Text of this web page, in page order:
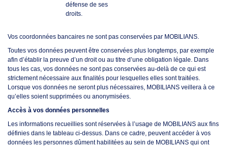
défense de ses
droits.
Vos coordonnées bancaires ne sont pas conservées par MOBILIANS.
Toutes vos données peuvent être conservées plus longtemps, par exemple
afin d’établir la preuve d’un droit ou au titre d’une obligation légale. Dans
tous les cas, vos données ne sont pas conservées au-delà de ce qui est
strictement nécessaire aux finalités pour lesquelles elles sont traitées.
Lorsque vos données ne seront plus nécessaires, MOBILIANS veillera à ce
qu’elles soient supprimées ou anonymisées.
Accès à vos données personnelles
Les informations recueillies sont réservées à l’usage de MOBILIANS aux fins
définies dans le tableau ci-dessus. Dans ce cadre, peuvent accéder à vos
données les personnes dûment habilitées au sein de MOBILIANS qui ont